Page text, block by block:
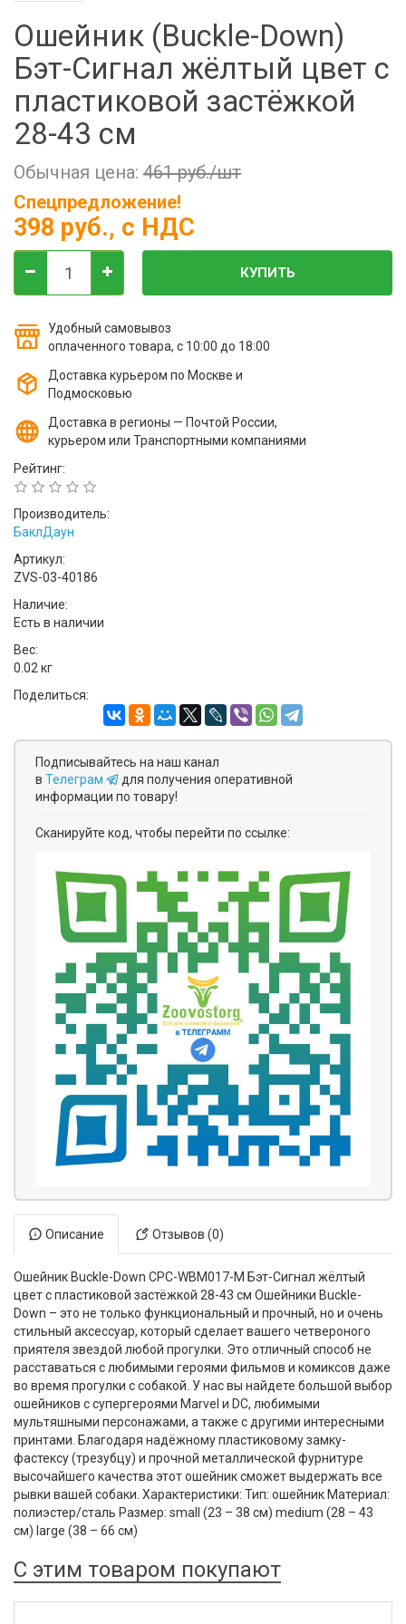
Электронная маркировка коров
Держатели лизунцов
Ошейник (Buckle-Down)
Бэт-Cигнал жёлтый цвет с
пластиковой застёжкой
28-43 см
Обычная цена: 461 руб./шт
Спецпредложение!
398 руб., с НДС
КУПИТЬ
Удобный самовывоз
оплаченного товара, с 10:00 до 18:00
Доставка курьером по Москве и
Подмосковью
Доставка в регионы — Почтой России,
курьером или Транспортными компаниями
Рейтинг:
Производитель:
БаклДаун
Артикул:
ZVS-03-40186
Наличие:
Есть в наличии
Вес:
0.02 кг
Поделиться:
Подписывайтесь на наш канал
в Телеграм
для получения оперативной
информации по товару!
Сканируйте код, чтобы перейти по ссылке:
Описание Отзывов (0)
Ошейник Buckle-Down CPC-WBM017-M Бэт-Cигнал жёлтый
цвет с пластиковой застёжкой 28-43 см Ошейники Buckle-
Down – это не только функциональный и прочный, но и очень
стильный аксессуар, который сделает вашего четвероного
приятеля звездой любой прогулки. Это отличный способ не
расставаться с любимыми героями фильмов и комиксов даже
во время прогулки с собакой. У нас вы найдете большой выбор
ошейников с супергероями Marvel и DC, любимыми
мультяшными персонажами, а также с другими интересными
принтами. Благодаря надёжному пластиковому замку-
фастексу (трезубцу) и прочной металлической фурнитуре
высочайшего качества этот ошейник сможет выдержать все
рывки вашей собаки. Характеристики: Тип: ошейник Материал:
полиэстер/сталь Размер: small (23 – 38 см) medium (28 – 43
см) large (38 – 66 см)
С этим товаром покупают